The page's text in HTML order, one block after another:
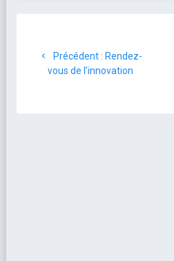
Précédent : Rendez-
vous de l’innovation